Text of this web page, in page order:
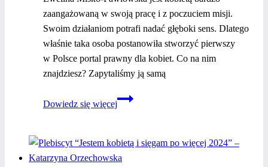
zaangażowaną w swoją pracę i z poczuciem misji.
Swoim działaniom potrafi nadać głęboki sens. Dlatego
właśnie taka osoba postanowiła stworzyć pierwszy
w Polsce portal prawny dla kobiet. Co na nim
znajdziesz? Zapytaliśmy ją samą
Dowiedz się więcej
Kobiety
–
Ewelina